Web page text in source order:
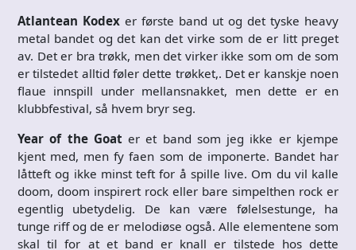
Atlantean Kodex er første band ut og det tyske heavy
metal bandet og det kan det virke som de er litt preget
av. Det er bra trøkk, men det virker ikke som om de som
er tilstedet alltid føler dette trøkket,. Det er kanskje noen
flaue innspill under mellansnakket, men dette er en
klubbfestival, så hvem bryr seg.
Year of the Goat er et band som jeg ikke er kjempe
kjent med, men fy faen som de imponerte. Bandet har
låtteft og ikke minst teft for å spille live. Om du vil kalle
doom, doom inspirert rock eller bare simpelthen rock er
egentlig ubetydelig. De kan være følelsestunge, ha
tunge riff og de er melodiøse også. Alle elementene som
skal til for at et band er knall er tilstede hos dette